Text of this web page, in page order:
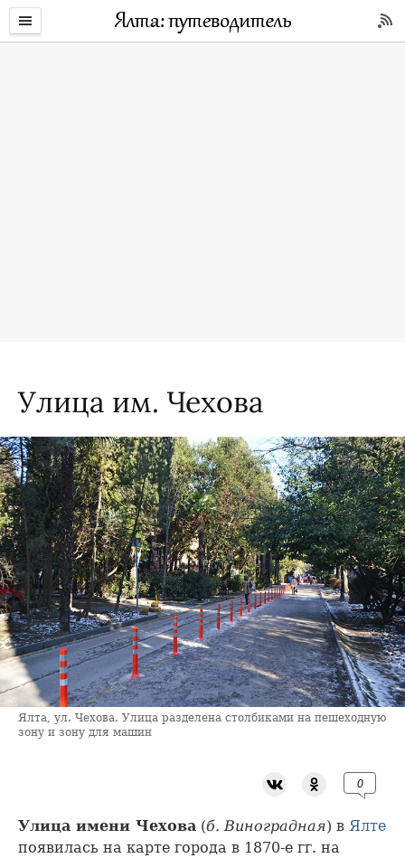
Улица им. Чехова
Ялта, ул. Чехова. Улица разделена столбиками на пешеходную
зону и зону для машин
0
Улица имени Чехова (б. Виноградная) в Ялте
появилась на карте города в 1870-е гг. на